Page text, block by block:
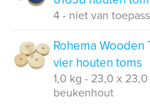
4 - niet van
Rohema Wooden
vier houten toms
1,0 kg - 23,0 x
beukenhout